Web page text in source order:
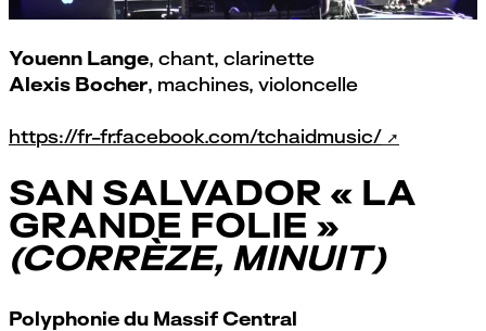
Youenn Lange, chant, clarinette
Alexis Bocher, machines, violoncelle
https://fr-fr.facebook.com/tchaidmusic/
SAN SALVADOR « LA
GRANDE FOLIE »
(CORRÈZE, MINUIT)
Polyphonie du Massif Central